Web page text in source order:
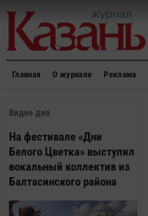
Главная О журнале Реклама
Видео дня
На фестивале «Дни
Белого Цветка» выступил
вокальный коллектив из
Балтасинского района